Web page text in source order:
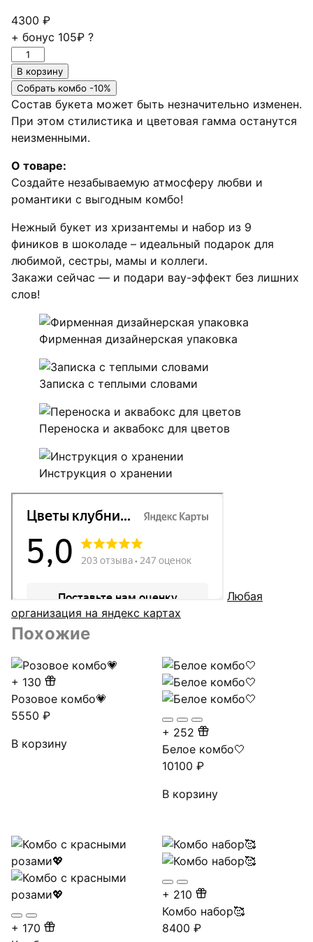
4300 ₽
+ бонус 105₽ ?
Количество
товара
Мини-
комбо
с
финиками
В корзину
Собрать комбо -10%
Состав букета может быть незначительно изменен.
При этом стилистика и цветовая гамма останутся
неизменными.
О товаре:
Создайте незабываемую атмосферу любви и
романтики с выгодным комбо!
Нежный букет из хризантемы и набор из 9
фиников в шоколаде – идеальный подарок для
любимой, сестры, мамы и коллеги.
Закажи сейчас — и подари вау-эффект без лишних
слов!
Фирменная дизайнерская упаковка
Записка с теплыми словами
Переноска и аквабокс для цветов
Инструкция о хранении
Любая
организация на яндекс картах
Похожие
+ 130
Розовое комбо💗
5550 ₽
В корзину
+ 252
Белое комбо🤍
10100₽
В корзину
+ 170
+ 210
Комбо набор🥰
8400₽